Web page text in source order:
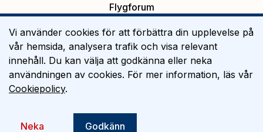
Flygforum
Platsannonser
Flygutbildning
Om Flygtorget
Vi använder cookies för att förbättra din upplevelse på
vår hemsida, analysera trafik och visa relevant
innehåll. Du kan välja att godkänna eller neka
användningen av cookies. För mer information, läs vår
Cookiepolicy.
Neka Godkänn